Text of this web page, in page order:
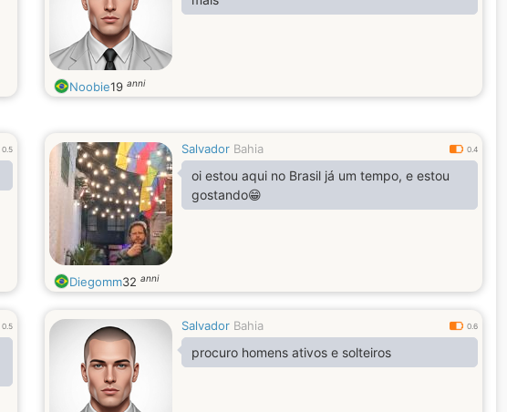
Noobie19 anni
0.5 Salvador Bahia 0.4
oi estou aqui no Brasil já um tempo, e estou
gostando😁
Diegomm32 anni
0.5 Salvador Bahia 0.6
procuro homens ativos e solteiros